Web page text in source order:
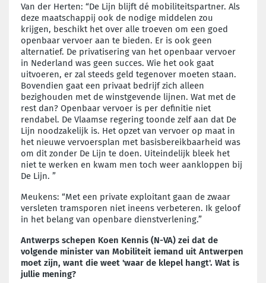
Van der Herten: “De Lijn blijft dé mobiliteitspartner. Als
deze maatschappij ook de nodige middelen zou
krijgen, beschikt het over alle troeven om een goed
openbaar vervoer aan te bieden. Er is ook geen
alternatief. De privatisering van het openbaar vervoer
in Nederland was geen succes. Wie het ook gaat
uitvoeren, er zal steeds geld tegenover moeten staan.
Bovendien gaat een privaat bedrijf zich alleen
bezighouden met de winstgevende lijnen. Wat met de
rest dan? Openbaar vervoer is per definitie niet
rendabel. De Vlaamse regering toonde zelf aan dat De
Lijn noodzakelijk is. Het opzet van vervoer op maat in
het nieuwe vervoersplan met basisbereikbaarheid was
om dit zonder De Lijn te doen. Uiteindelijk bleek het
niet te werken en kwam men toch weer aankloppen bij
De Lijn. ”
Meukens: “Met een private exploitant gaan de zwaar
versleten tramsporen niet ineens verbeteren. Ik geloof
in het belang van openbare dienstverlening.”
Antwerps schepen Koen Kennis (N-VA) zei dat de
volgende minister van Mobiliteit iemand uit Antwerpen
moet zijn, want die weet 'waar de klepel hangt'. Wat is
jullie mening?